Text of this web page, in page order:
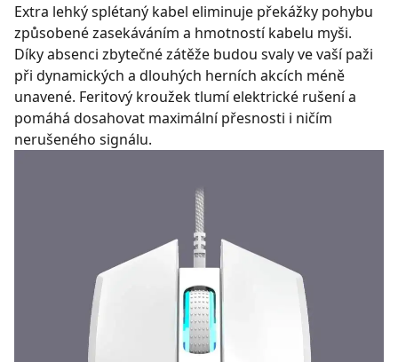
Extra lehký splétaný kabel eliminuje překážky pohybu
způsobené zasekáváním a hmotností kabelu myši.
Díky absenci zbytečné zátěže budou svaly ve vaší paži
při dynamických a dlouhých herních akcích méně
unavené. Feritový kroužek tlumí elektrické rušení a
pomáhá dosahovat maximální přesnosti i ničím
nerušeného signálu.